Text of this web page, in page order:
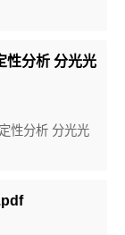
性分析 分光光
性分析 分光光